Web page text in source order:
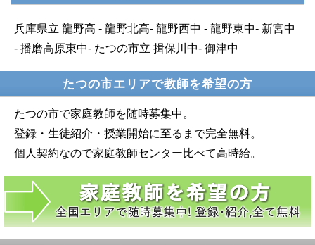
兵庫県立 龍野高 - 龍野北高- 龍野西中 - 龍野東中- 新宮中
- 播磨高原東中- たつの市立 揖保川中- 御津中
たつの市エリアで教師を希望の方
たつの市で家庭教師を随時募集中。
登録・生徒紹介・授業開始に至るまで完全無料。
個人契約なので家庭教師センター比べて高時給。